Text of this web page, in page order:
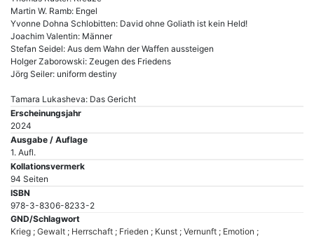
Martin W. Ramb: Engel
Yvonne Dohna Schlobitten: David ohne Goliath ist kein Held!
Joachim Valentin: Männer
Stefan Seidel: Aus dem Wahn der Waffen aussteigen
Holger Zaborowski: Zeugen des Friedens
Jörg Seiler: uniform destiny
Tamara Lukasheva: Das Gericht
Erscheinungsjahr
2024
Ausgabe / Auflage
1. Aufl.
Kollationsvermerk
94 Seiten
ISBN
978-3-8306-8233-2
GND/Schlagwort
Krieg ; Gewalt ; Herrschaft ; Frieden ; Kunst ; Vernunft ; Emotion ;